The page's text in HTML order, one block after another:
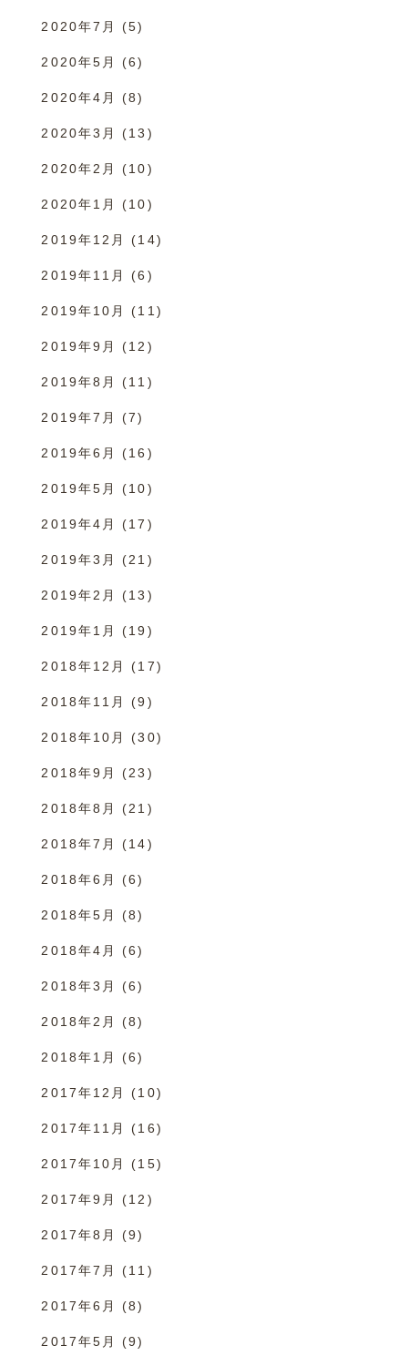
2020年7月 (5)
2020年5月 (6)
2020年4月 (8)
2020年3月 (13)
2020年2月 (10)
2020年1月 (10)
2019年12月 (14)
2019年11月 (6)
2019年10月 (11)
2019年9月 (12)
2019年8月 (11)
2019年7月 (7)
2019年6月 (16)
2019年5月 (10)
2019年4月 (17)
2019年3月 (21)
2019年2月 (13)
2019年1月 (19)
2018年12月 (17)
2018年11月 (9)
2018年10月 (30)
2018年9月 (23)
2018年8月 (21)
2018年7月 (14)
2018年6月 (6)
2018年5月 (8)
2018年4月 (6)
2018年3月 (6)
2018年2月 (8)
2018年1月 (6)
2017年12月 (10)
2017年11月 (16)
2017年10月 (15)
2017年9月 (12)
2017年8月 (9)
2017年7月 (11)
2017年6月 (8)
2017年5月 (9)